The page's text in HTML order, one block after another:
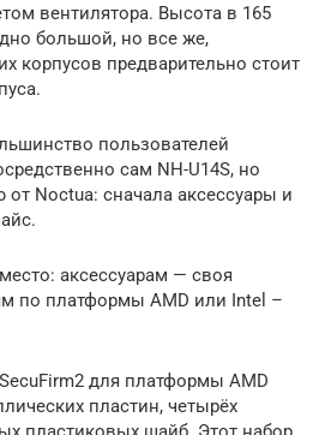
вентилятора. Высота в 165
большой, но все же,
корпусов предварительно стоит
пользователей
сам NH-U14S, но
Noctua: сначала аксессуары и
аксессуарам — своя
по платформы AMD или Intel –
для платформы AMD
пластин, четырёх